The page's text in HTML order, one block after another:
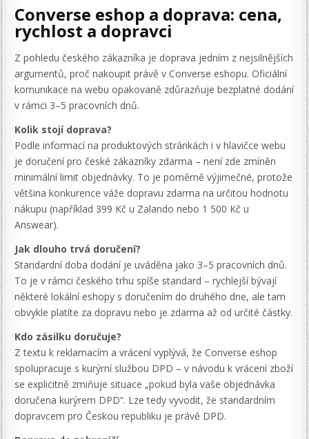
Converse eshop a doprava: cena,
rychlost a dopravci
Z pohledu českého zákazníka je doprava jedním z nejsilnějších
argumentů, proč nakoupit právě v Converse eshopu. Oficiální
komunikace na webu opakovaně zdůrazňuje bezplatné dodání
v rámci 3–5 pracovních dnů.
Kolik stojí doprava?
Podle informací na produktových stránkách i v hlavičce webu
je doručení pro české zákazníky zdarma – není zde zmíněn
minimální limit objednávky. To je poměrně výjimečné, protože
většina konkurence váže dopravu zdarma na určitou hodnotu
nákupu (například 399 Kč u Zalando nebo 1 500 Kč u
Answear).
Jak dlouho trvá doručení?
Standardní doba dodání je uváděna jako 3–5 pracovních dnů.
To je v rámci českého trhu spíše standard – rychlejší bývají
některé lokální eshopy s doručením do druhého dne, ale tam
obvykle platíte za dopravu nebo je zdarma až od určité částky.
Kdo zásilku doručuje?
Z textu k reklamacím a vrácení vyplývá, že Converse eshop
spolupracuje s kurýrní službou DPD – v návodu k vrácení zboží
se explicitně zmiňuje situace „pokud byla vaše objednávka
doručena kurýrem DPD“. Lze tedy vyvodit, že standardním
dopravcem pro Českou republiku je právě DPD.